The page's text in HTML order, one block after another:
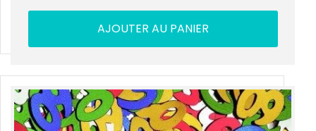
AJOUTER AU PANIER